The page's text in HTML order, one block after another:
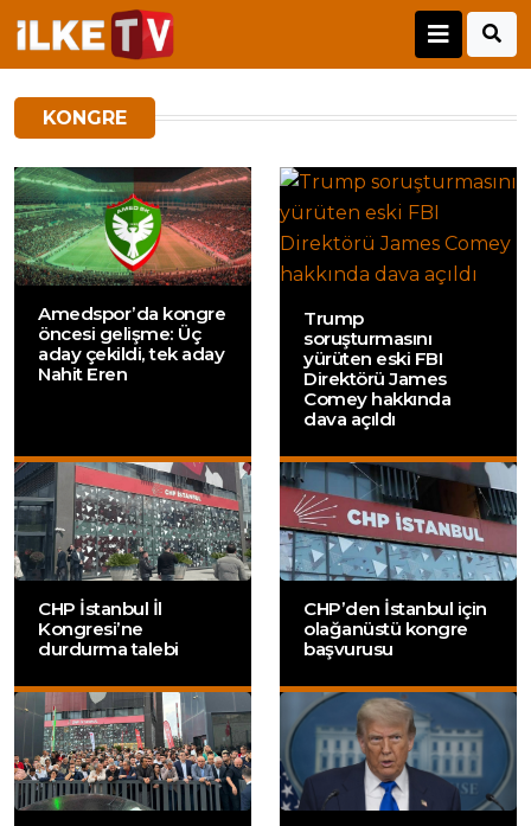
KONGRE
Amedspor’da kongre
öncesi gelişme: Üç
aday çekildi, tek aday
Nahit Eren
Trump
soruşturmasını
yürüten eski FBI
Direktörü James
Comey hakkında
dava açıldı
CHP İstanbul İl
Kongresi’ne
durdurma talebi
CHP’den İstanbul için
olağanüstü kongre
başvurusu